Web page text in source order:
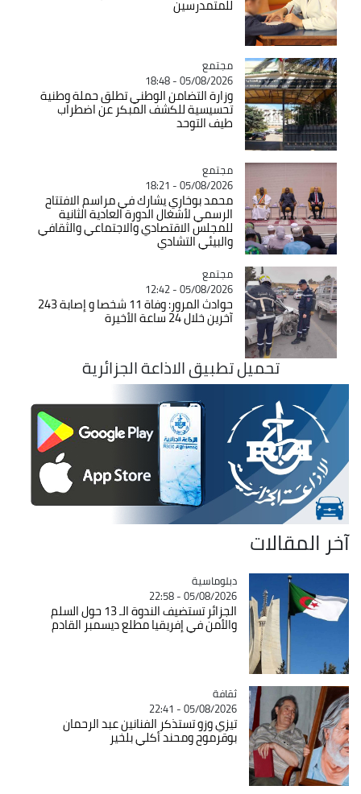
للمتمدرسين
Catégorie
مجتمع
05/08/2026 - 18:48
وزارة التضامن الوطني تطلق حملة وطنية
تحسيسية للكشف المبكر عن اضطراب
طيف التوحد
Catégorie
مجتمع
05/08/2026 - 18:21
محمد بوخاري يشارك في مراسم الافتتاح
الرسمي لأشغال الدورة العادية الثانية
للمجلس الاقتصادي والاجتماعي والثقافي
والبيئي التشادي
Catégorie
مجتمع
05/08/2026 - 12:42
حوادث المرور: وفاة 11 شخصا و إصابة 243
آخرين خلال 24 ساعة الأخيرة
تحميل تطبيق الاذاعة الجزائرية
آخر المقالات
Catégorie
دبلوماسية
05/08/2026 - 22:58
الجزائر تستضيف الندوة الـ 13 حول السلم
والأمن في إفريقيا مطلع ديسمبر القادم
Catégorie
ثقافة
05/08/2026 - 22:41
تيزي وزو تستذكر الفنانين عبد الرحمان
بوقرموح ومحند أكلي بلخير